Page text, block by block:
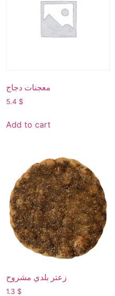
معجنات دجاج
5.4 $
Add to cart
زعتر بلدي مشروح
1.3 $